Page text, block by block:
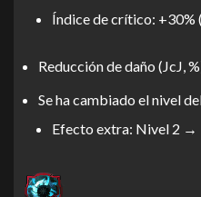
Índice de crítico: +30%
Reducción de daño (JcJ,
Se ha cambiado el nivel
Efecto extra: Nivel 2 →